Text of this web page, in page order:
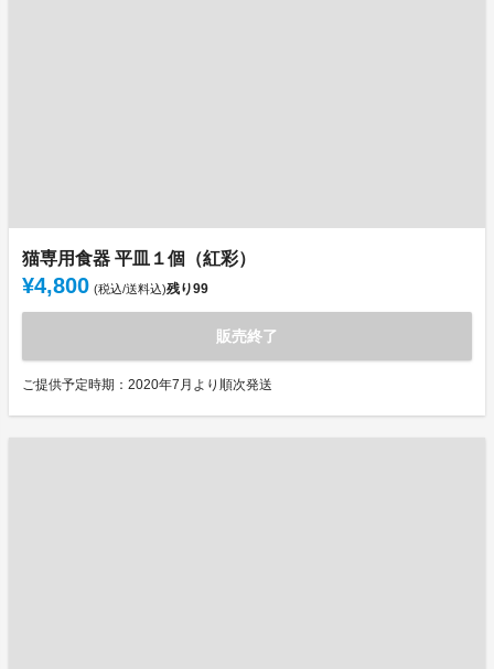
猫専用食器 平皿１個（紅彩）
¥4,800 (税込/送料込)残り99
販売終了
ご提供予定時期：2020年7月より順次発送